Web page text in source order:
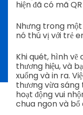
hiện đã có mã
Nhưng trong
nó thú vị với trẻ
Khi quét, hình vẽ
thương hiệu, và
xuống và in ra.
thương vừa sáng
hoạt động vui
chua ngon và bổ